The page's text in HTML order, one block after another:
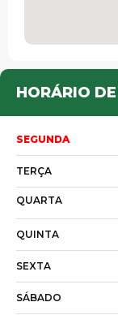
HORÁRIO
SEGUNDA
TERÇA
QUARTA
QUINTA
SEXTA
SÁBADO